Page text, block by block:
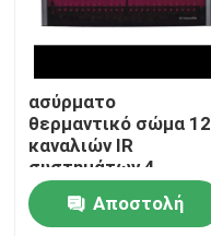
Περίπου εμείς
Γύρος εργοστασίων
ασύρματο
θερμαντικό σώμα 12
καναλιών IR
συστημάτων 4
ομιλητών PA
Αποστολή